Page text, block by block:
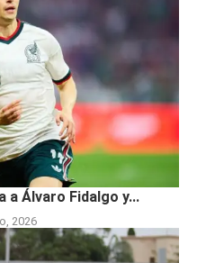
a Álvaro Fidalgo y...
2026